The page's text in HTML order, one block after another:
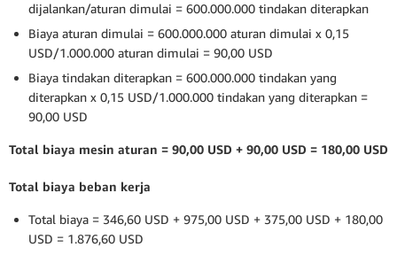
dijalankan/aturan dimulai = 600.000.000 tindakan diterapkan
Biaya aturan dimulai = 600.000.000 aturan dimulai x 0,15
USD/1.000.000 aturan dimulai = 90,00 USD
Biaya tindakan diterapkan = 600.000.000 tindakan yang
diterapkan x 0,15 USD/1.000.000 tindakan yang diterapkan =
90,00 USD
Total biaya mesin aturan = 90,00 USD + 90,00 USD = 180,00 USD
Total biaya beban kerja
Total biaya = 346,60 USD + 975,00 USD + 375,00 USD + 180,00
USD = 1.876,60 USD